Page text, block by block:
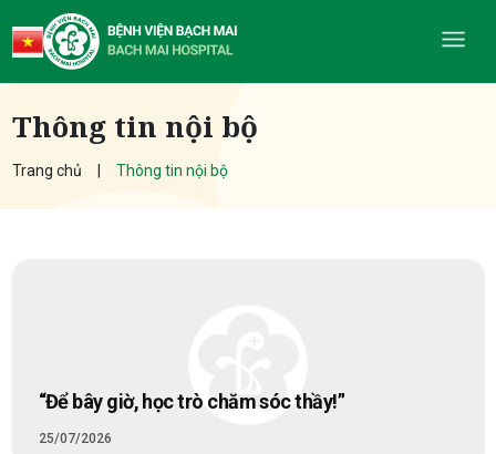
Thông tin nội bộ
Trang chủ Thông tin nội bộ
“Để bây giờ, học trò chăm sóc thầy!”
25/07/2026